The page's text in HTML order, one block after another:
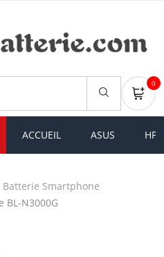
0
ACCUEIL ASUS HP
Batterie Smartphone
BL-N3000G